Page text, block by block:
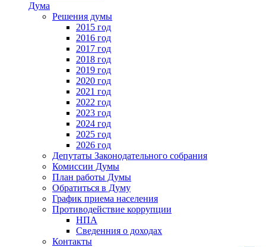
Дума
Решения думы
2015 год
2016 год
2017 год
2018 год
2019 год
2020 год
2021 год
2022 год
2023 год
2024 год
2025 год
2026 год
Депутаты Законодательного собрания
Комиссии Думы
План работы Думы
Обратиться в Думу
График приема населения
Противодействие коррупции
НПА
Сведенния о доходах
Контакты